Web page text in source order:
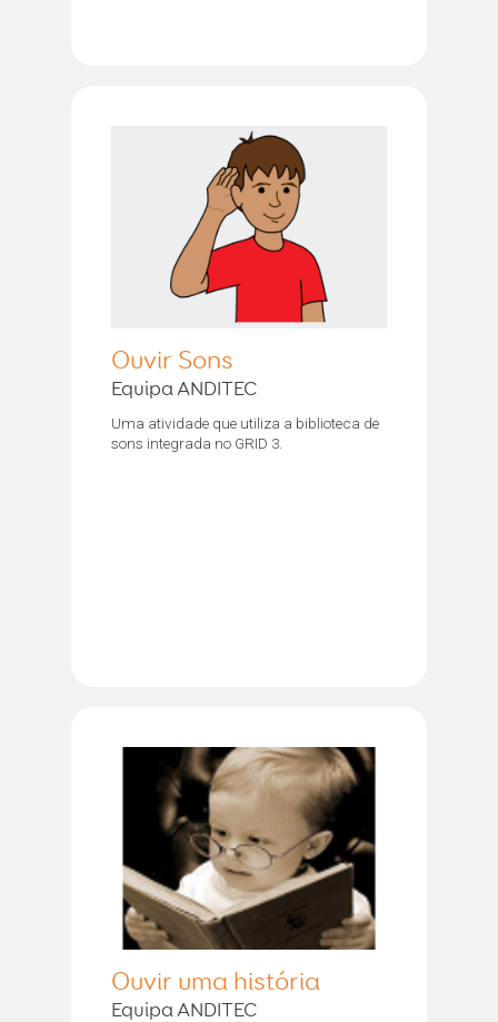
Ouvir Sons
Equipa ANDITEC
Uma atividade que utiliza a biblioteca de
sons integrada no GRID 3.
Ouvir uma história
Equipa ANDITEC